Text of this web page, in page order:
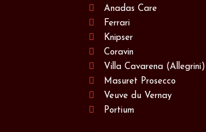
Anadas Care
Ferrari
Knipser
Coravin
Villa Cavarena (Allegrini)
Masuret Prosecco
Veuve du Vernay
Portium